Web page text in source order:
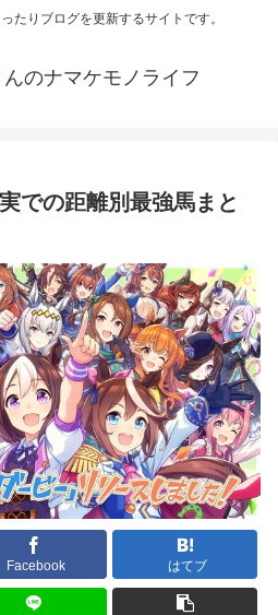
たりブログを更新するサイトです。
のナマケモノライフ
での距離別最強馬まと
Facebook はてブ